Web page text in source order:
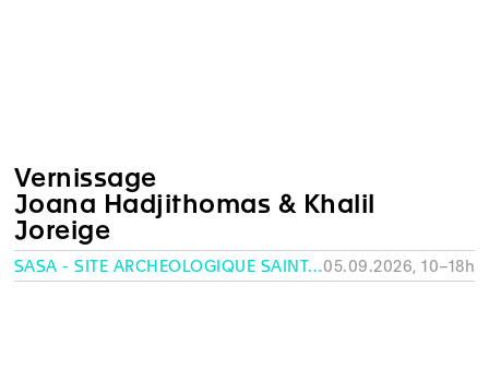
Vernissage
Joana Hadjithomas & Khalil
Joreige
SASA - SITE ARCHÉOLOGIQUE SAINT-ANTOINE, GENÈVE05.09.2026, 10–18h